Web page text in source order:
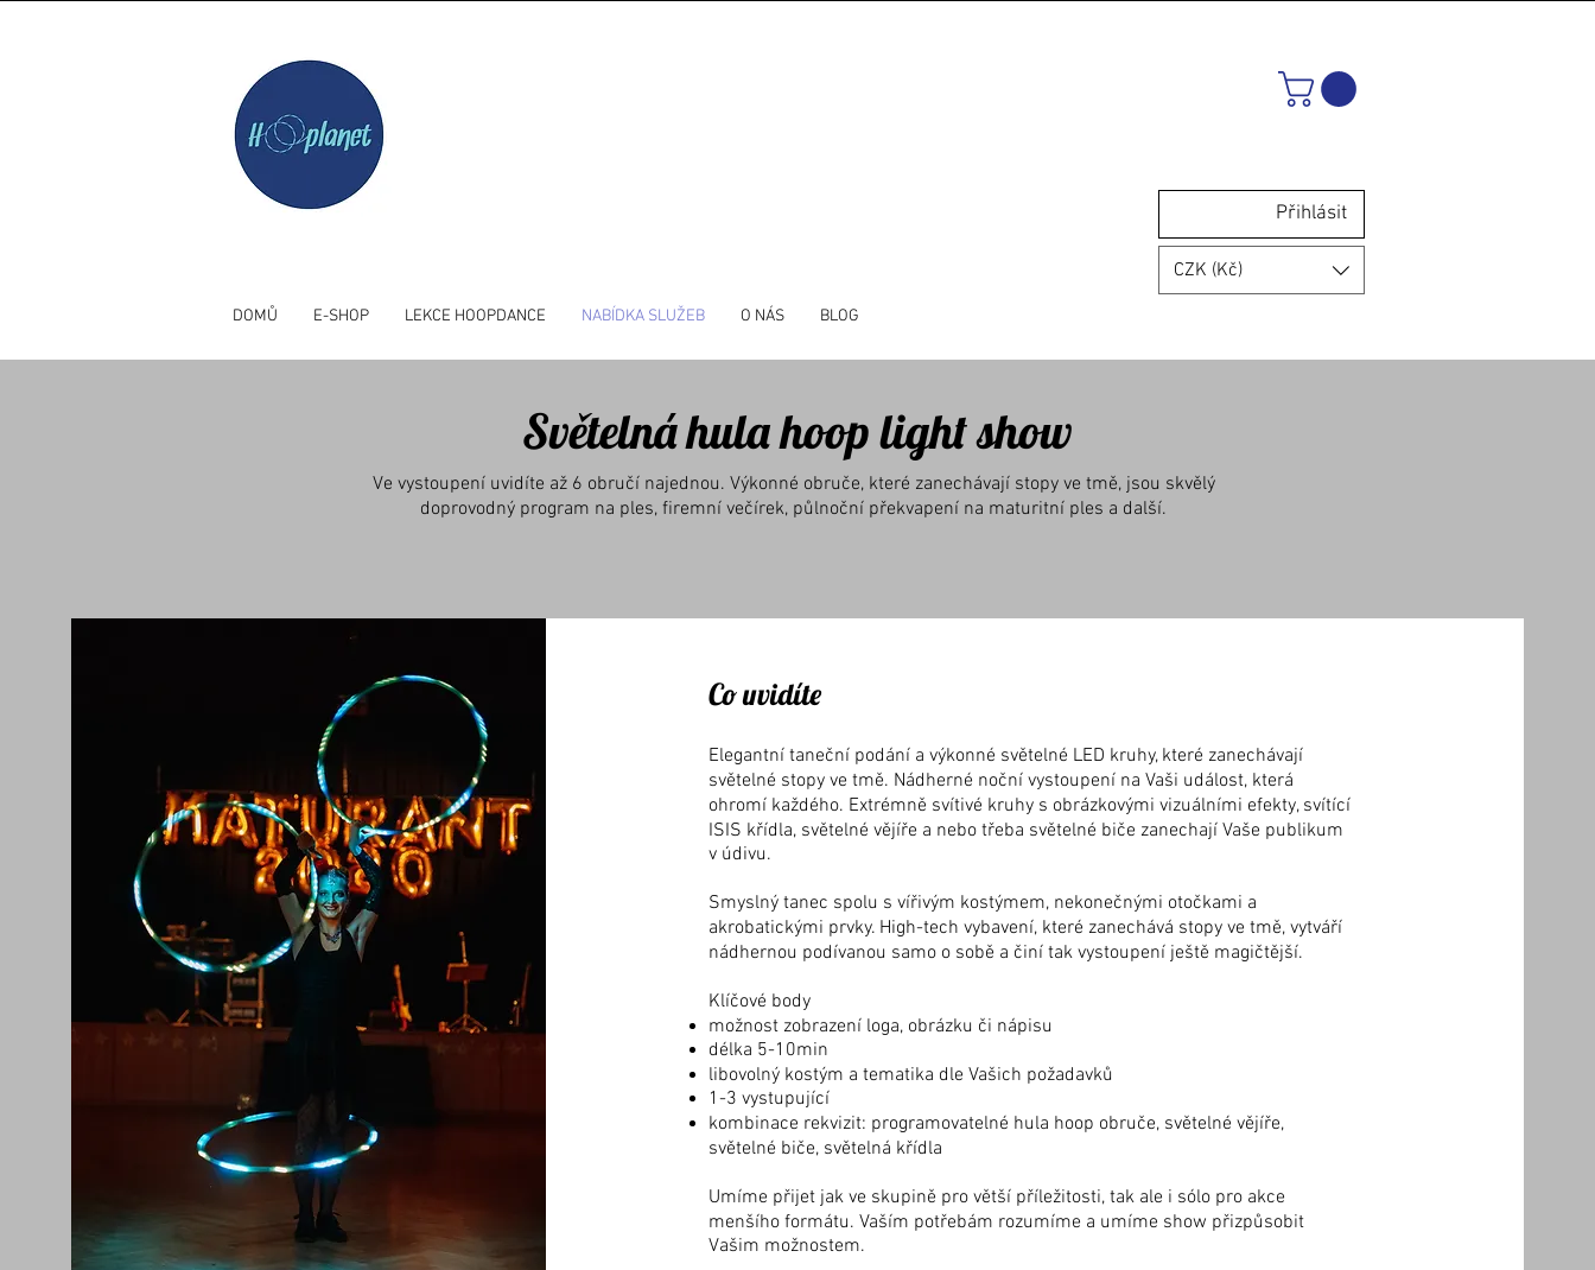
Přihlásit
CZK (Kč)
DOMŮ E-SHOP LEKCE HOOPDANCE NABÍDKA SLUŽEB O NÁS BLOG
Světelná hula hoop light show
Ve vystoupení uvidíte až 6 obručí najednou. Výkonné obruče, které zanechávají stopy ve tmě, jsou skvělý
doprovodný program na ples, firemní večírek, půlnoční překvapení na maturitní ples a další.
Co uvidíte
Elegantní taneční podání a výkonné světelné LED kruhy, které zanechávají
světelné stopy ve tmě. Nádherné noční vystoupení na Vaši událost, která
ohromí každého. Extrémně svítivé kruhy s obrázkovými vizuálními efekty, svítící
ISIS křídla, světelné vějíře a nebo třeba světelné biče zanechají Vaše publikum
v údivu.
Smyslný tanec spolu s vířivým kostýmem, nekonečnými otočkami a
akrobatickými prvky. High-tech vybavení, které zanechává stopy ve tmě, vytváří
nádhernou podívanou samo o sobě a činí tak vystoupení ještě magičtější.
Klíčové body
možnost zobrazení loga, obrázku či nápisu
délka 5-10min
libovolný kostým a tematika dle Vašich požadavků
1-3 vystupující
kombinace rekvizit: programovatelné hula hoop obruče, světelné vějíře,
světelné biče, světelná křídla
Umíme přijet jak ve skupině pro větší příležitosti, tak ale i sólo pro akce
menšího formátu. Vaším potřebám rozumíme a umíme show přizpůsobit
Vašim možnostem.